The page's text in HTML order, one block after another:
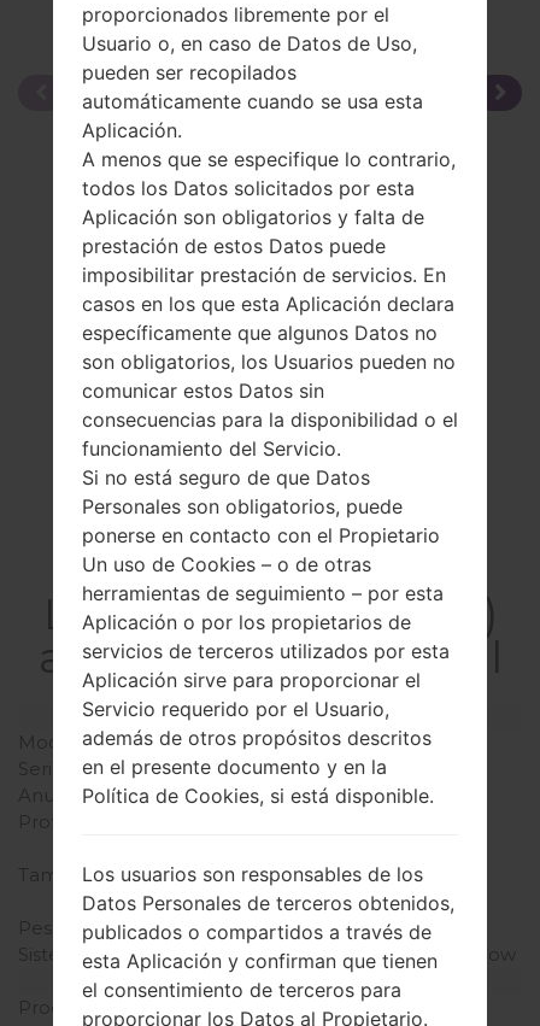
La especificación
LGH540D(LGH540D)
akaLG G4 Stylus Dual
Modelo y sus características
Modelo
LGH540D
Serie
LG G4 Stylus Dual
Anunciado
Mayo, 2015
Profundidad
Tamaño (dimensiones)
154.3 x 79.2 milímetros
(6.07 x 3.12 pulgadas)
Peso
163 gramos (5.75 onzas)
Sistema de operación
Android 6.0.x Marshmallow
Hardware
Procesador
1.4 GHz Cortex-A7
proporcionados libremente por el
Usuario o, en caso de Datos de Uso,
pueden ser recopilados
automáticamente cuando se usa esta
Aplicación.
A menos que se especifique lo contrario,
todos los Datos solicitados por esta
Aplicación son obligatorios y falta de
prestación de estos Datos puede
imposibilitar prestación de servicios. En
casos en los que esta Aplicación declara
específicamente que algunos Datos no
son obligatorios, los Usuarios pueden no
comunicar estos Datos sin
consecuencias para la disponibilidad o el
funcionamiento del Servicio.
Si no está seguro de que Datos
Personales son obligatorios, puede
ponerse en contacto con el Propietario
Un uso de Cookies – o de otras
herramientas de seguimiento – por esta
Aplicación o por los propietarios de
servicios de terceros utilizados por esta
Aplicación sirve para proporcionar el
Servicio requerido por el Usuario,
además de otros propósitos descritos
en el presente documento y en la
Política de Cookies, si está disponible.
Los usuarios son responsables de los
Datos Personales de terceros obtenidos,
publicados o compartidos a través de
esta Aplicación y confirman que tienen
el consentimiento de terceros para
proporcionar los Datos al Propietario.